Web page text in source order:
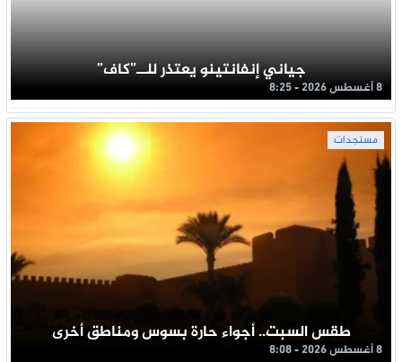
جياني إنفانتينو يعتذر للــ”كاف”
8 أغسطس 2026 - 8:25
مستجدات
طقس السبت.. أجواء حارة بسوس ومناطق أخرى
8 أغسطس 2026 - 8:08